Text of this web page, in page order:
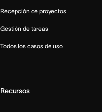
Recepción de proyectos
Gestión de tareas
Todos los casos de uso
Recursos